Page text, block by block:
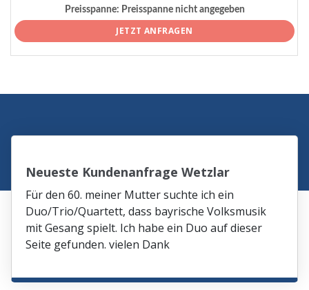
Preisspanne: Preisspanne nicht angegeben
JETZT ANFRAGEN
Neueste Kundenanfrage Wetzlar
Für den 60. meiner Mutter suchte ich ein
Duo/Trio/Quartett, dass bayrische Volksmusik
mit Gesang spielt. Ich habe ein Duo auf dieser
Seite gefunden. vielen Dank